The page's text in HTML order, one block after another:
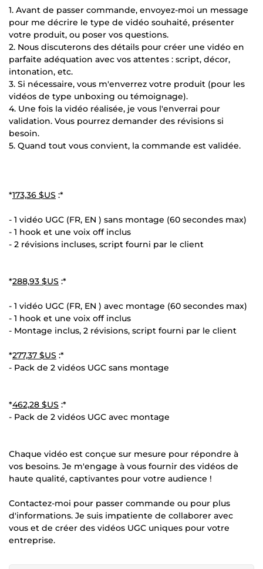
1. Avant de passer commande, envoyez-moi un message
pour me décrire le type de vidéo souhaité, présenter
votre produit, ou poser vos questions.
2. Nous discuterons des détails pour créer une vidéo en
parfaite adéquation avec vos attentes : script, décor,
intonation, etc.
3. Si nécessaire, vous m'enverrez votre produit (pour les
vidéos de type unboxing ou témoignage).
4. Une fois la vidéo réalisée, je vous l'enverrai pour
validation. Vous pourrez demander des révisions si
besoin.
5. Quand tout vous convient, la commande est validée.
*173,36 $US :*
- 1 vidéo UGC (FR, EN ) sans montage (60 secondes max)
- 1 hook et une voix off inclus
- 2 révisions incluses, script fourni par le client
*288,93 $US :*
- 1 vidéo UGC (FR, EN ) avec montage (60 secondes max)
- 1 hook et une voix off inclus
- Montage inclus, 2 révisions, script fourni par le client
*277,37 $US :*
- Pack de 2 vidéos UGC sans montage
*462,28 $US :*
- Pack de 2 vidéos UGC avec montage
Chaque vidéo est conçue sur mesure pour répondre à
vos besoins. Je m'engage à vous fournir des vidéos de
haute qualité, captivantes pour votre audience !
Contactez-moi pour passer commande ou pour plus
d'informations. Je suis impatiente de collaborer avec
vous et de créer des vidéos UGC uniques pour votre
entreprise.